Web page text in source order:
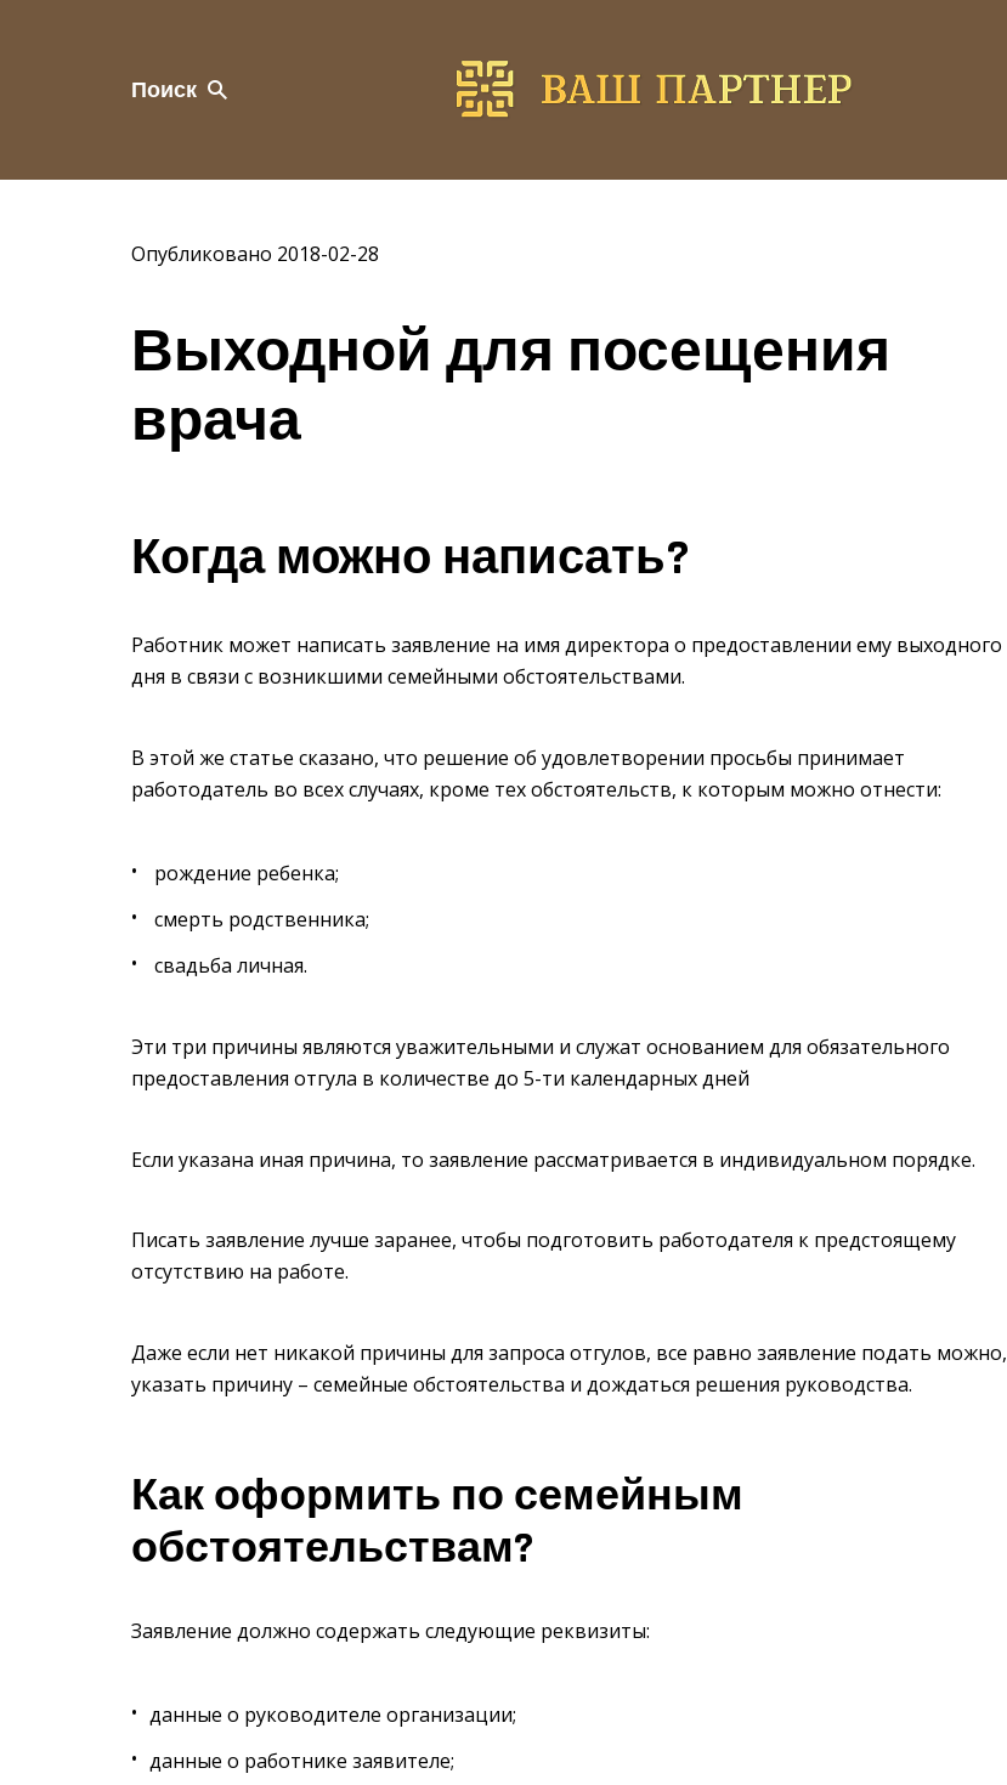
Поиск
Опубликовано 2018-02-28
Выходной для посещения
врача
Когда можно написать?
Работник может написать заявление на имя директора о предоставлении ему выходного
дня в связи с возникшими семейными обстоятельствами.
В этой же статье сказано, что решение об удовлетворении просьбы принимает
работодатель во всех случаях, кроме тех обстоятельств, к которым можно отнести:
рождение ребенка;
смерть родственника;
свадьба личная.
Эти три причины являются уважительными и служат основанием для обязательного
предоставления отгула в количестве до 5-ти календарных дней
Если указана иная причина, то заявление рассматривается в индивидуальном порядке.
Писать заявление лучше заранее, чтобы подготовить работодателя к предстоящему
отсутствию на работе.
Даже если нет никакой причины для запроса отгулов, все равно заявление подать можно,
указать причину – семейные обстоятельства и дождаться решения руководства.
Как оформить по семейным
обстоятельствам?
Заявление должно содержать следующие реквизиты:
данные о руководителе организации;
данные о работнике заявителе;